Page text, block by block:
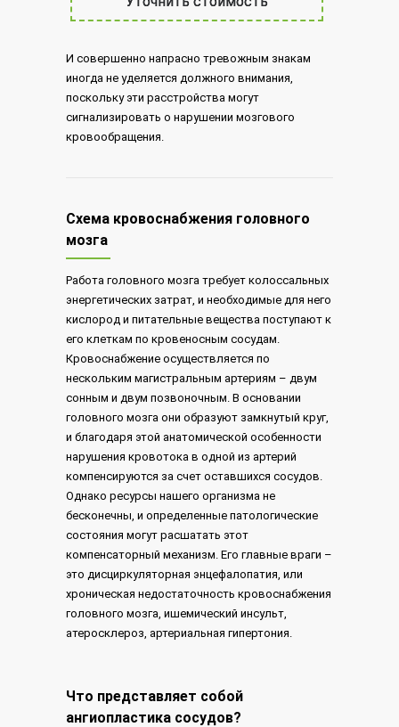
И совершенно напрасно тревожным знакам
иногда не уделяется должного внимания,
поскольку эти расстройства могут
сигнализировать о нарушении мозгового
кровообращения.
Схема кровоснабжения головного
мозга
Работа головного мозга требует колоссальных
энергетических затрат, и необходимые для него
кислород и питательные вещества поступают к
его клеткам по кровеносным сосудам.
Кровоснабжение осуществляется по
нескольким магистральным артериям – двум
сонным и двум позвоночным. В основании
головного мозга они образуют замкнутый круг,
и благодаря этой анатомической особенности
нарушения кровотока в одной из артерий
компенсируются за счет оставшихся сосудов.
Однако ресурсы нашего организма не
бесконечны, и определенные патологические
состояния могут расшатать этот
компенсаторный механизм. Его главные враги –
это дисциркуляторная энцефалопатия, или
хроническая недостаточность кровоснабжения
головного мозга, ишемический инсульт,
атеросклероз, артериальная гипертония.
Что представляет собой
ангиопластика сосудов?